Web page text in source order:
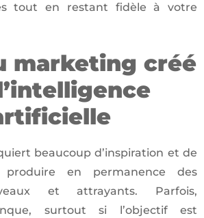
tout en restant fidèle à votre
marketing créé
beaucoup d’inspiration et de
en permanence des
et attrayants. Parfois,
surtout si l’objectif est